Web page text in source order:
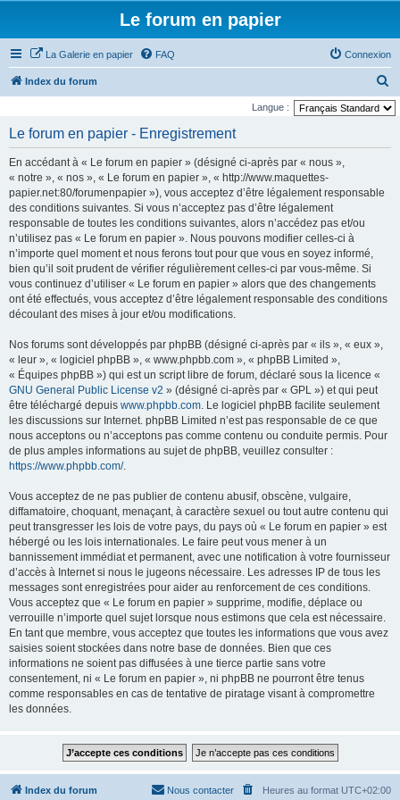
Le forum en papier
La Galerie en papier FAQ Connexion
Index du forum
e
Langue :
Le forum en papier - Enregistrement
En accédant à « Le forum en papier » (désigné ci-après par « nous »,
« notre », « nos », « Le forum en papier », « http://www.maquettes-
papier.net:80/forumenpapier »), vous acceptez d’être légalement responsable
des conditions suivantes. Si vous n’acceptez pas d’être légalement
responsable de toutes les conditions suivantes, alors n’accédez pas et/ou
n’utilisez pas « Le forum en papier ». Nous pouvons modifier celles-ci à
n’importe quel moment et nous ferons tout pour que vous en soyez informé,
bien qu’il soit prudent de vérifier régulièrement celles-ci par vous-même. Si
vous continuez d’utiliser « Le forum en papier » alors que des changements
ont été effectués, vous acceptez d’être légalement responsable des conditions
découlant des mises à jour et/ou modifications.
Nos forums sont développés par phpBB (désigné ci-après par « ils », « eux »,
« leur », « logiciel phpBB », « www.phpbb.com », « phpBB Limited »,
« Équipes phpBB ») qui est un script libre de forum, déclaré sous la licence «
GNU General Public License v2 » (désigné ci-après par « GPL ») et qui peut
être téléchargé depuis www.phpbb.com. Le logiciel phpBB facilite seulement
les discussions sur Internet. phpBB Limited n’est pas responsable de ce que
nous acceptons ou n’acceptons pas comme contenu ou conduite permis. Pour
de plus amples informations au sujet de phpBB, veuillez consulter :
https://www.phpbb.com/.
Vous acceptez de ne pas publier de contenu abusif, obscène, vulgaire,
diffamatoire, choquant, menaçant, à caractère sexuel ou tout autre contenu qui
peut transgresser les lois de votre pays, du pays où « Le forum en papier » est
hébergé ou les lois internationales. Le faire peut vous mener à un
bannissement immédiat et permanent, avec une notification à votre fournisseur
d’accès à Internet si nous le jugeons nécessaire. Les adresses IP de tous les
messages sont enregistrées pour aider au renforcement de ces conditions.
Vous acceptez que « Le forum en papier » supprime, modifie, déplace ou
verrouille n’importe quel sujet lorsque nous estimons que cela est nécessaire.
En tant que membre, vous acceptez que toutes les informations que vous avez
saisies soient stockées dans notre base de données. Bien que ces
informations ne soient pas diffusées à une tierce partie sans votre
consentement, ni « Le forum en papier », ni phpBB ne pourront être tenus
comme responsables en cas de tentative de piratage visant à compromettre
les données.
Index du forum Heures au format UTC+02:00
Nous contacter